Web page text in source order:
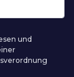
und